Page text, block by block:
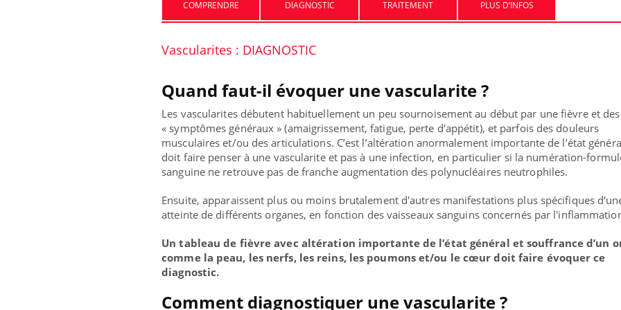
COMPRENDRE DIAGNOSTIC TRAITEMENT PLUS D’INFOS
Vascularites : DIAGNOSTIC
Quand faut-il évoquer une vascularite ?
Les vascularites débutent habituellement un peu sournoisement au début par une fièvre et des
« symptômes généraux » (amaigrissement, fatigue, perte d'appétit), et parfois des douleurs
musculaires et/ou des articulations. C’est l’altération anormalement importante de l’état
doit faire penser à une vascularite et pas à une infection, en particulier si la numération-
sanguine ne retrouve pas de franche augmentation des polynucléaires neutrophiles.
Ensuite, apparaissent plus ou moins brutalement d'autres manifestations plus spécifiques
atteinte de différents organes, en fonction des vaisseaux sanguins concernés par
Un tableau de fièvre avec altération importante de l’état général et souffrance d’un
comme la peau, les nerfs, les reins, les poumons et/ou le cœur doit faire évoquer ce
diagnostic.
Comment diagnostiquer une vascularite ?